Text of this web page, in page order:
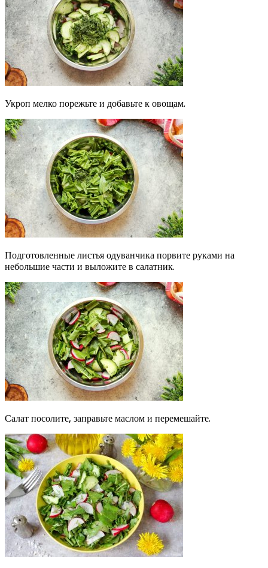
Укроп мелко порежьте и добавьте к овощам.
Подготовленные листья одуванчика порвите руками на
небольшие части и выложите в салатник.
Салат посолите, заправьте маслом и перемешайте.